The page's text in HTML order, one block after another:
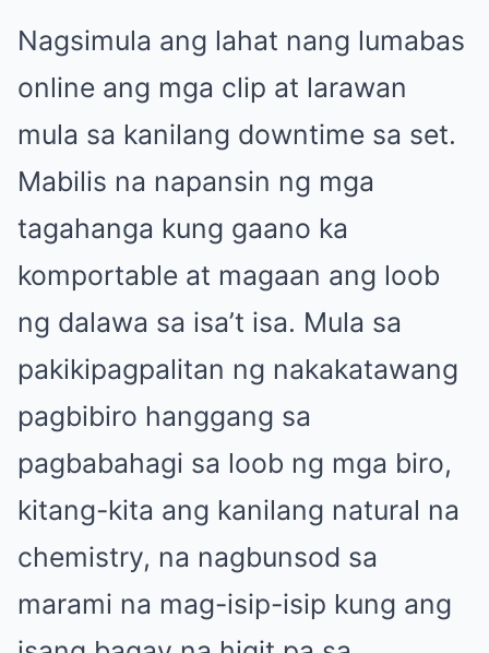
Nagsimula ang lahat nang lumabas
online ang mga clip at larawan
mula sa kanilang downtime sa set.
Mabilis na napansin ng mga
tagahanga kung gaano ka
komportable at magaan ang loob
ng dalawa sa isa’t isa. Mula sa
pakikipagpalitan ng nakakatawang
pagbibiro hanggang sa
pagbabahagi sa loob ng mga biro,
kitang-kita ang kanilang natural na
chemistry, na nagbunsod sa
marami na mag-isip-isip kung ang